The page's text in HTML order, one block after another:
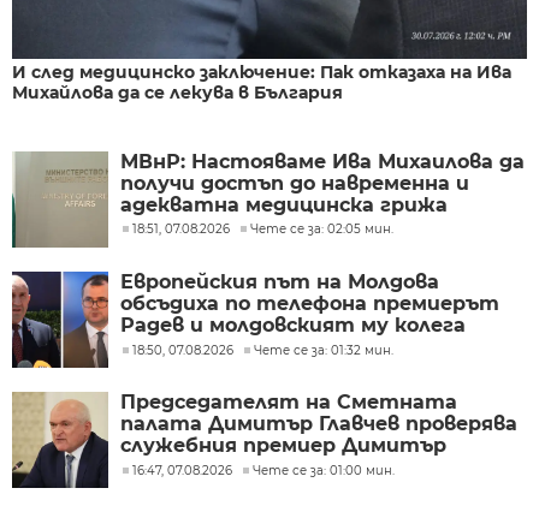
И след медицинско заключение: Пак отказаха на Ива
Михайлова да се лекува в България
МВнР: Настояваме Ива Михаилова да
получи достъп до навременна и
адекватна медицинска грижа
18:51, 07.08.2026 Чете се за: 02:05 мин.
Европейския път на Молдова
обсъдиха по телефона премиерът
Радев и молдовският му колега
Тофан
18:50, 07.08.2026 Чете се за: 01:32 мин.
Председателят на Сметната
палата Димитър Главчев проверява
служебния премиер Димитър
Главчев?
16:47, 07.08.2026 Чете се за: 01:00 мин.